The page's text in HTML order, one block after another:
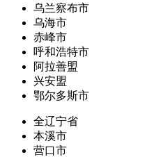
乌兰察布市
乌海市
赤峰市
呼和浩特市
阿拉善盟
兴安盟
鄂尔多斯市
全辽宁省
本溪市
营口市